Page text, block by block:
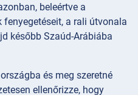
beleértve a
a rali útvonala
később Szaúd-Arábiába
és meg szeretné
ellenőrizze, hogy